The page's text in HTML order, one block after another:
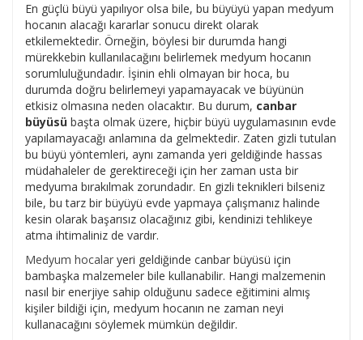
En güçlü büyü yapılıyor olsa bile, bu büyüyü yapan medyum
hocanın alacağı kararlar sonucu direkt olarak
etkilemektedir. Örneğin, böylesi bir durumda hangi
mürekkebin kullanılacağını belirlemek medyum hocanın
sorumluluğundadır. İşinin ehli olmayan bir hoca, bu
durumda doğru belirlemeyi yapamayacak ve büyünün
etkisiz olmasına neden olacaktır. Bu durum, canbar
büyüsü başta olmak üzere, hiçbir büyü uygulamasının evde
yapılamayacağı anlamına da gelmektedir. Zaten gizli tutulan
bu büyü yöntemleri, aynı zamanda yeri geldiğinde hassas
müdahaleler de gerektireceği için her zaman usta bir
medyuma bırakılmak zorundadır. En gizli teknikleri bilseniz
bile, bu tarz bir büyüyü evde yapmaya çalışmanız halinde
kesin olarak başarısız olacağınız gibi, kendinizi tehlikeye
atma ihtimaliniz de vardır.
Medyum hocalar yeri geldiğinde canbar büyüsü için
bambaşka malzemeler bile kullanabilir. Hangi malzemenin
nasıl bir enerjiye sahip olduğunu sadece eğitimini almış
kişiler bildiği için, medyum hocanın ne zaman neyi
kullanacağını söylemek mümkün değildir.